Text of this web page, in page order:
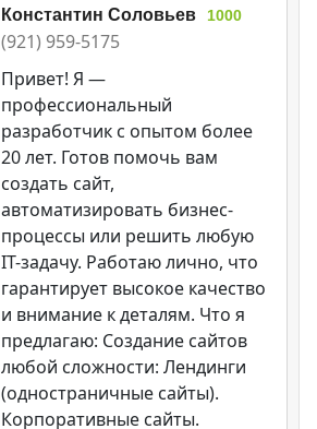
Константин Соловьев 1000
(921) 959-5175
Привет! Я —
профессиональный
разработчик с опытом более
20 лет. Готов помочь вам
создать сайт,
автоматизировать бизнес-
процессы или решить любую
IT-задачу. Работаю лично, что
гарантирует высокое качество
и внимание к деталям. Что я
предлагаю: Создание сайтов
любой сложности: Лендинги
(одностраничные сайты).
Корпоративные сайты.